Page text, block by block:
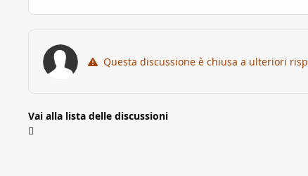
Questa discussione è chiusa a ulteriori
Vai alla lista delle discussioni